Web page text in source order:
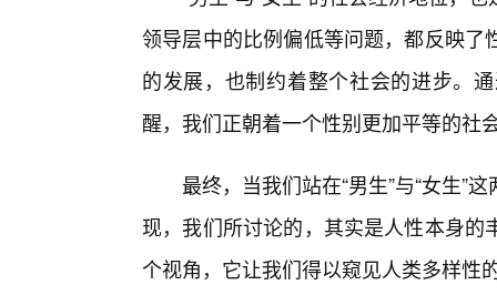
领导层中的比例偏低等问题，都反映
的发展，也制约着整个社会的进步。
醒，我们正朝着一个性别更加平等的社
最终，当我们站在“男生”与“女生”
现，我们所讨论的，其实是人性本身
个视角，它让我们得以窥见人类多样性